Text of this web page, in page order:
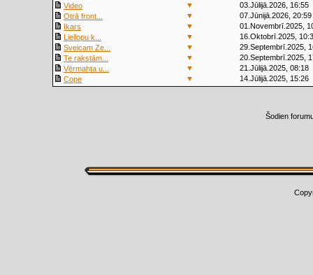
Video
▼
03.Jūlijā.2026, 16:55
Otrā front...
▼
07.Jūnijā.2026, 20:59
Ikars
▼
01.Novembrī.2025,
Liellopu k...
▼
16.Oktobrī.2025,
Sveicam Ze...
▼
29.Septembrī.2025,
Te rakstām...
▼
20.Septembrī.2025,
Vērmahta u...
▼
21.Jūlijā.2025, 08:18
Cope
▼ 14.Jūlijā.2025, 15:26
Šodien